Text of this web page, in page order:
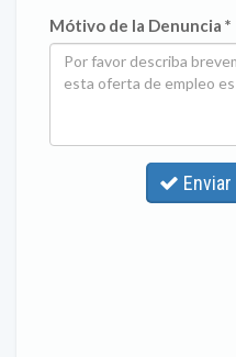
Mótivo de la Denuncia *